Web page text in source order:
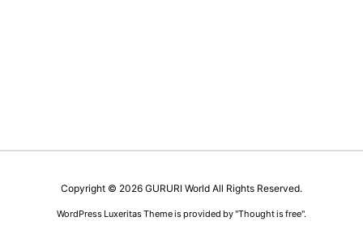
Copyright © 2026 GURURI World All Rights Reserved.
WordPress Luxeritas Theme is provided by "Thought is free".